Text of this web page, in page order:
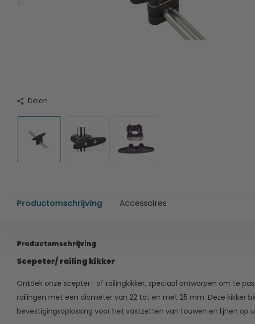
Delen
Productomschrijving Accessoires
Productomschrijving
Scepeter/ railing kikker
Ontdek onze scepter- of railingkikker, speciaal ontworpen om te
railingen met een diameter van 22 tot en met 25 mm. Deze kikker
bevestigingsoplossing voor het vastzetten van touwen en lijnen op